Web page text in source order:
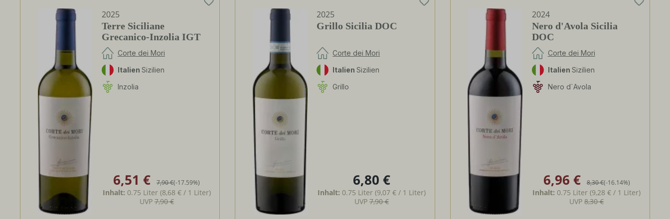
2025
Terre Siciliane
Grecanico-Inzolia IGT
Corte dei Mori
Italien Sizilien
Inzolia
Verkaufspreis:
6,51 € Regulärer Preis:
7,90 €(-17.59%)
Inhalt: 0.75 Liter (8,68 € / 1 Liter)
UVP7,90 €
2025
Grillo Sicilia DOC
Corte dei Mori
ItalienSizilien
Grillo
Regulärer Preis:
6,80 €
Inhalt: 0.75 Liter (9,07 € / 1 Liter)
UVP 7,90 €
2024
Nero d'Avola Sicilia
DOC
Corte dei Mori
Italien Sizilien
Nero d´Avola
Verkaufspreis:
6,96 € Regulärer Preis:
8,30 €(-16.14%)
Inhalt: 0.75 Liter(9,28 € / 1 Liter)
UVP8,30 €